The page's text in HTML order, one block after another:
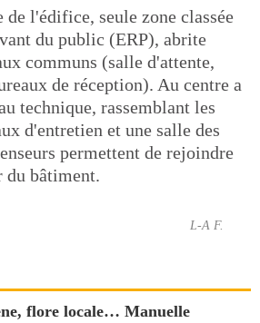
de l'édifice, seule zone classée
du public (ERP), abrite
communs (salle d'attente,
de réception). Au centre a
technique, rassemblant les
d'entretien et une salle des
permettent de rejoindre
du bâtiment.
L-A F.
flore locale… Manuelle